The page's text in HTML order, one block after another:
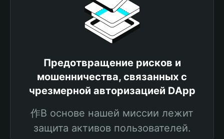
Предотвращение рисков и
мошенничества, связанных с
чрезмерной авторизацией DApp
作В основе нашей миссии лежит
защита активов пользователей.